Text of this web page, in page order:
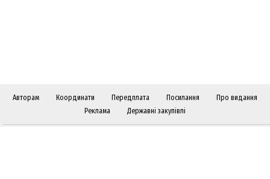
Авторам Координати Передплата Посилання
Про видання
Реклама
Державні закупівлі